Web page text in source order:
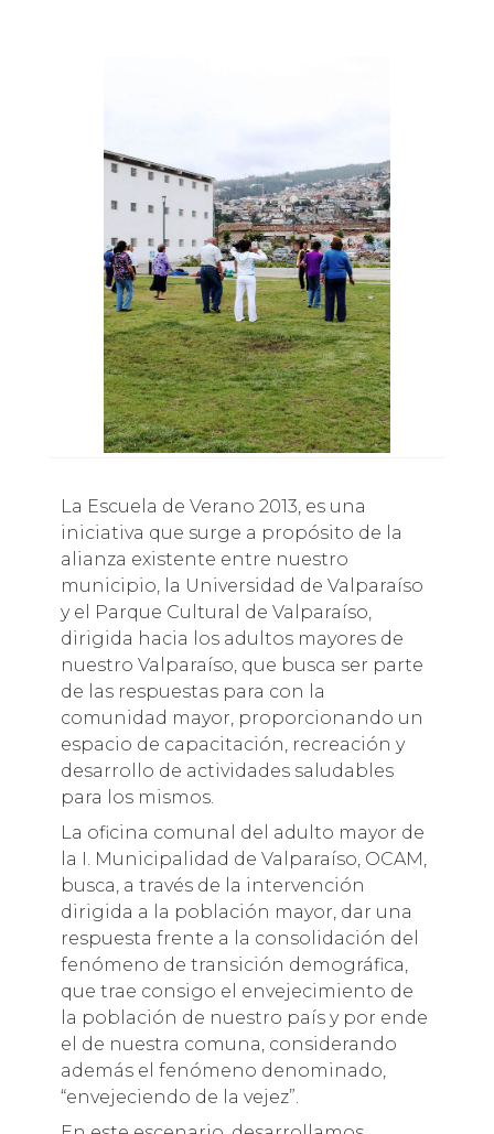
La Escuela de Verano 2013, es una
iniciativa que surge a propósito de la
alianza existente entre nuestro
municipio, la Universidad de Valparaíso
y el Parque Cultural de Valparaíso,
dirigida hacia los adultos mayores de
nuestro Valparaíso, que busca ser parte
de las respuestas para con la
comunidad mayor, proporcionando un
espacio de capacitación, recreación y
desarrollo de actividades saludables
para los mismos.
La oficina comunal del adulto mayor de
la I. Municipalidad de Valparaíso, OCAM,
busca, a través de la intervención
dirigida a la población mayor, dar una
respuesta frente a la consolidación del
fenómeno de transición demográfica,
que trae consigo el envejecimiento de
la población de nuestro país y por ende
el de nuestra comuna, considerando
además el fenómeno denominado,
“envejeciendo de la vejez”.